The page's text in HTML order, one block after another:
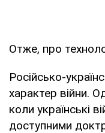
Отже, про
Російсько-
характер війни.
коли українські
доступними